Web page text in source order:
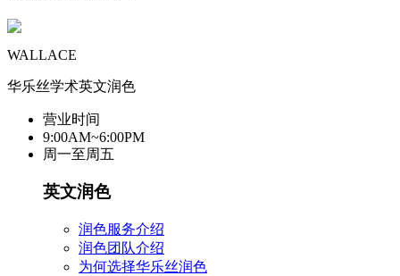
WALLACE
华乐丝学术英文润色
营业时间
9:00AM~6:00PM
周一至周五
英文润色
润色服务介绍
润色团队介绍
为何选择华乐丝润色